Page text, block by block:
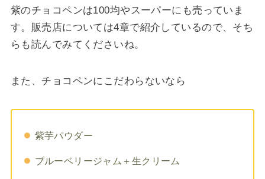
紫のチョコペンは100均やスーパーにも売っていま
す。販売店については4章で紹介しているので、そち
らも読んでみてくださいね。
また、チョコペンにこだわらないなら
紫芋パウダー
ブルーベリージャム＋生クリーム